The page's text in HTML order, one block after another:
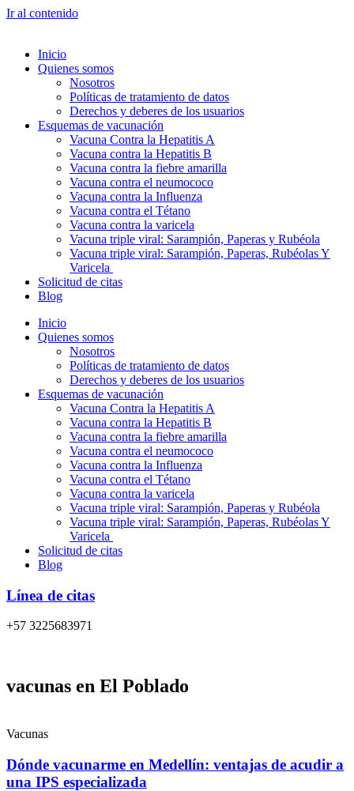
Ir al contenido
Inicio
Quienes somos
Nosotros
Políticas de tratamiento de datos
Derechos y deberes de los usuarios
Esquemas de vacunación
Vacuna Contra la Hepatitis A
Vacuna contra la Hepatitis B
Vacuna contra la fiebre amarilla
Vacuna contra el neumococo
Vacuna contra la Influenza
Vacuna contra el Tétano
Vacuna contra la varicela
Vacuna triple viral: Sarampión, Paperas y Rubéola
Vacuna triple viral: Sarampión, Paperas, Rubéolas Y
Varicela
Solicitud de citas
Blog
Inicio
Quienes somos
Nosotros
Políticas de tratamiento de datos
Derechos y deberes de los usuarios
Esquemas de vacunación
Vacuna Contra la Hepatitis A
Vacuna contra la Hepatitis B
Vacuna contra la fiebre amarilla
Vacuna contra el neumococo
Vacuna contra la Influenza
Vacuna contra el Tétano
Vacuna contra la varicela
Vacuna triple viral: Sarampión, Paperas y Rubéola
Vacuna triple viral: Sarampión, Paperas, Rubéolas Y
Varicela
Solicitud de citas
Blog
Línea de citas
+57 3225683971
vacunas en El Poblado
Vacunas
Dónde vacunarme en Medellín: ventajas de acudir a
una IPS especializada